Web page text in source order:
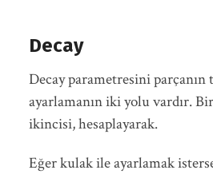
Decay
Decay parametresini parçanın
ayarlamanın iki yolu vardır.
ikincisi, hesaplayarak.
Eğer kulak ile ayarlamak